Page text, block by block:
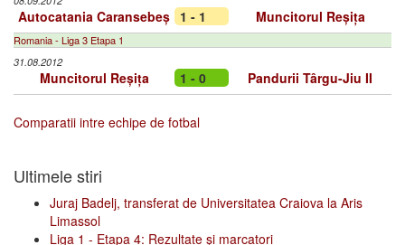
Autocatania Caransebeș 1 - 1 Muncitorul Reșița
Romania - Liga 3 Etapa 1
31.08.2012
Muncitorul Reșița 1 - 0 Pandurii Târgu-Jiu II
Comparatii intre echipe de fotbal
Ultimele stiri
Juraj Badelj, transferat de Universitatea Craiova la Aris
Limassol
Liga 1 - Etapa 4: Rezultate şi marcatori